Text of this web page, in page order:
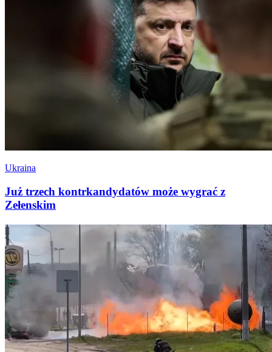
Ukraina
Już trzech kontrkandydatów może wygrać z
Zełenskim